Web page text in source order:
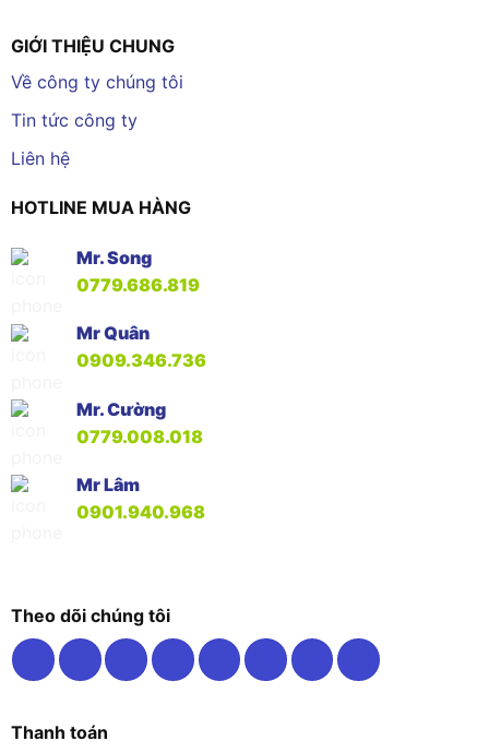
GIỚI THIỆU CHUNG
Về công ty chúng tôi
Tin tức công ty
Liên hệ
HOTLINE MUA HÀNG
Mr. Song
0779.686.819
Mr Quân
0909.346.736
Mr. Cường
0779.008.018
Mr Lâm
0901.940.968
Theo dõi chúng tôi
Thanh toán